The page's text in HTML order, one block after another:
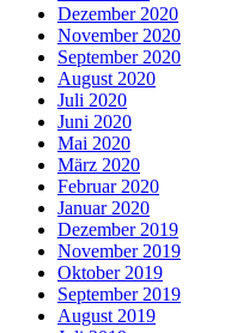
Dezember 2020
November 2020
September 2020
August 2020
Juli 2020
Juni 2020
Mai 2020
März 2020
Februar 2020
Januar 2020
Dezember 2019
November 2019
Oktober 2019
September 2019
August 2019